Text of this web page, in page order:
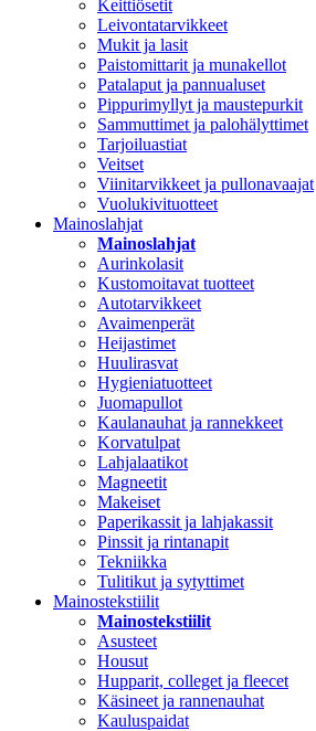
Keittiösetit
Leivontatarvikkeet
Mukit ja lasit
Paistomittarit ja munakellot
Patalaput ja pannualuset
Pippurimyllyt ja maustepurkit
Sammuttimet ja palohälyttimet
Tarjoiluastiat
Veitset
Viinitarvikkeet ja pullonavaajat
Vuolukivituotteet
Mainoslahjat
Mainoslahjat
Aurinkolasit
Kustomoitavat tuotteet
Autotarvikkeet
Avaimenperät
Heijastimet
Huulirasvat
Hygieniatuotteet
Juomapullot
Kaulanauhat ja rannekkeet
Korvatulpat
Lahjalaatikot
Magneetit
Makeiset
Paperikassit ja lahjakassit
Pinssit ja rintanapit
Tekniikka
Tulitikut ja sytyttimet
Mainostekstiilit
Mainostekstiilit
Asusteet
Housut
Hupparit, colleget ja fleecet
Käsineet ja rannenauhat
Kauluspaidat